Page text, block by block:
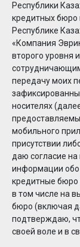
Республики
кредитных бюро
Республике
«Компания
второго уровня
передачу моих
носителях
мобильного
присутствии
даю согласие
информации обо
кредитные
в том числе на
бюро (включая
подтверждаю,
своей воле и в